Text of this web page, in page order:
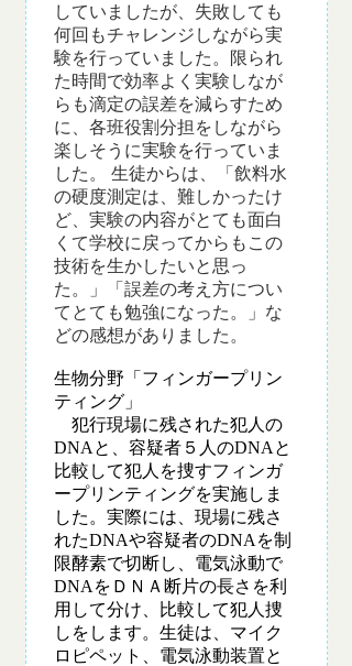
していましたが、失敗しても
何回もチャレンジしながら実
験を行っていました。限られ
た時間で効率よく実験しなが
らも滴定の誤差を減らすため
に、各班役割分担をしながら
楽しそうに実験を行っていま
した。 生徒からは、「飲料水
の硬度測定は、難しかったけ
ど、実験の内容がとても面白
くて学校に戻ってからもこの
技術を生かしたいと思っ
た。」「誤差の考え方につい
てとても勉強になった。」な
どの感想がありました。
生物分野「フィンガープリン
ティング」
犯行現場に残された犯人の
DNAと、容疑者５人のDNAと
比較して犯人を捜すフィンガ
ープリンティングを実施しま
した。実際には、現場に残さ
れたDNAや容疑者のDNAを制
限酵素で切断し、電気泳動で
DNAをＤＮＡ断片の長さを利
用して分け、比較して犯人捜
しをします。生徒は、マイク
ロピペット、電気泳動装置と